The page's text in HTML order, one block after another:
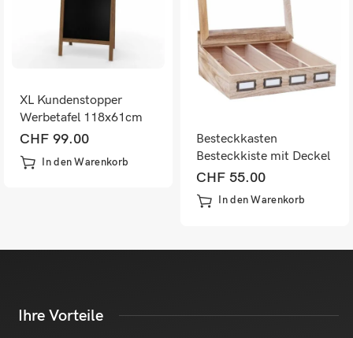
XL Kundenstopper
Werbetafel 118x61cm
Kreidetafel
CHF 99.00
In den Warenkorb
Besteckkasten
Besteckkiste mit Deckel
shabby ~ naturbraun
CHF 55.00
In den Warenkorb
Ihre Vorteile